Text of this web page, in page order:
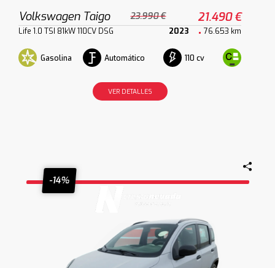
Volkswagen Taigo 23.990 € 21.490 €
Life 1.0 TSI 81kW 110CV DSG 2023 76.653 km
Gasolina Automático 110 cv
VER DETALLES
-14%